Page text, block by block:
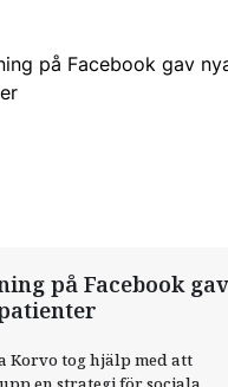
på Facebook gav
Korvo tog hjälp med att